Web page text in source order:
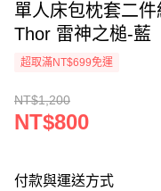
單人床包枕套二
Thor 雷神之槌-藍
超取滿NT$699免運
NT$1,200
NT$800
付款與運送方式